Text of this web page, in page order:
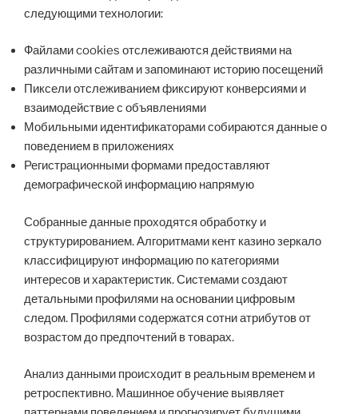
следующими технологии:
Файлами cookies отслеживаются действиями на
различными сайтам и запоминают историю посещений
Пиксели отслеживанием фиксируют конверсиями и
взаимодействие с объявлениями
Мобильными идентификаторами собираются данные о
поведением в приложениях
Регистрационными формами предоставляют
демографической информацию напрямую
Собранные данные проходятся обработку и
структурированием. Алгоритмами кент казино зеркало
классифицируют информацию по категориями
интересов и характеристик. Системами создают
детальными профилями на основании цифровым
следом. Профилями содержатся сотни атрибутов от
возрастом до предпочтений в товарах.
Анализ данными происходит в реальным временем и
ретроспективно. Машинное обучение выявляет